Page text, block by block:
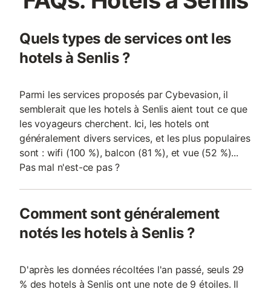
Quels types de services ont les
hotels à Senlis ?
Parmi les services proposés par Cybevasion, il
semblerait que les hotels à Senlis aient tout ce que
les voyageurs cherchent. Ici, les hotels ont
généralement divers services, et les plus populaires
sont : wifi (100 %), balcon (81 %), et vue (52 %)...
Pas mal n'est-ce pas ?
Comment sont généralement
notés les hotels à Senlis ?
D'après les données récoltées l'an passé, seuls 29
% des hotels à Senlis ont une note de 9 étoiles. Il